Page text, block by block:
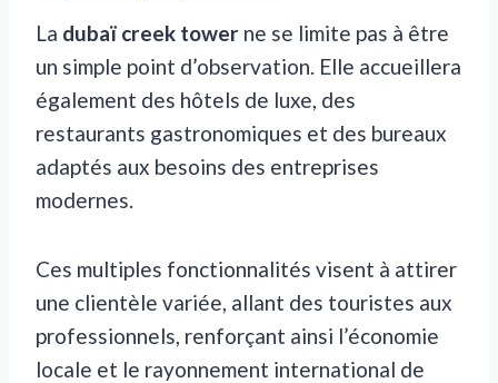
La dubaï creek tower ne se limite pas à être
un simple point d’observation. Elle accueillera
également des hôtels de luxe, des
restaurants gastronomiques et des bureaux
adaptés aux besoins des entreprises
modernes.
Ces multiples fonctionnalités visent à attirer
une clientèle variée, allant des touristes aux
professionnels, renforçant ainsi l’économie
locale et le rayonnement international de